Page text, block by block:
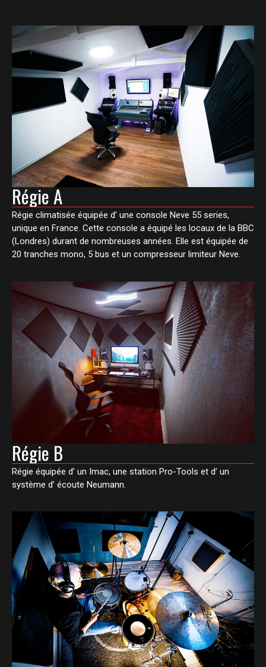
Régie A
Régie climatisée équipée d’ une console Neve 55 series,
unique en France. Cette console a équipé les locaux de la BBC
(Londres) durant de nombreuses années. Elle est équipée de
20 tranches mono, 5 bus et un compresseur limiteur Neve.
Régie B
Régie équipée d’ un Imac, une station Pro-Tools et d’ un
système d’ écoute Neumann.